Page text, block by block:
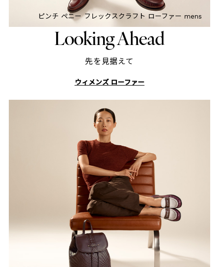
ピンチ ペニー フレックスクラフト ローファー mens
Looking Ahead
先を見据えて
ウィメンズ ローファー